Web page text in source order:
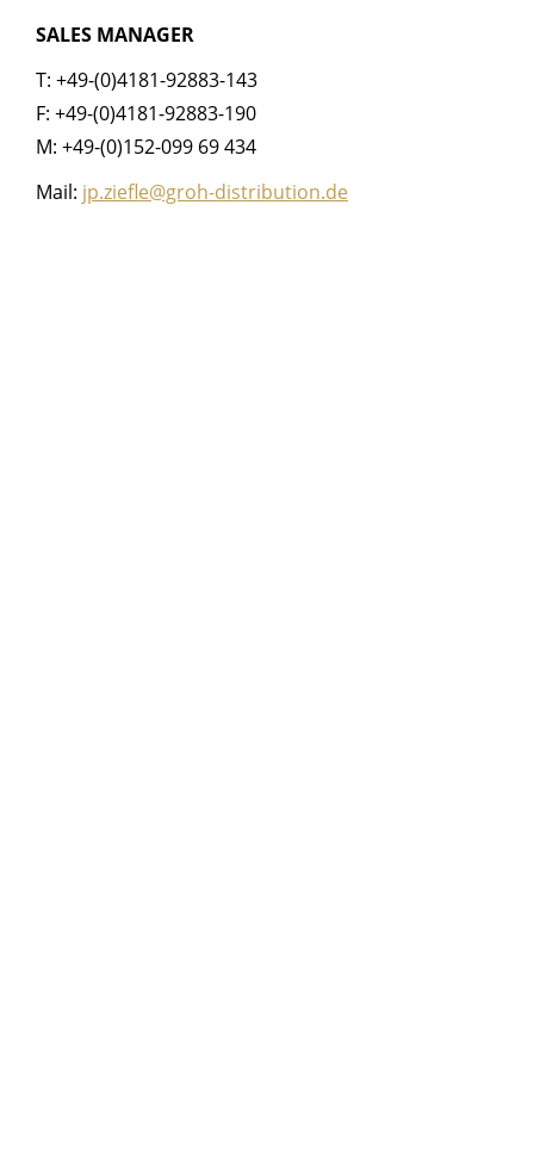
SALES MANAGER
T: +49-(0)4181-92883-143
F: +49-(0)4181-92883-190
M: +49-(0)152-099 69 434
Mail: jp.ziefle@groh-distribution.de